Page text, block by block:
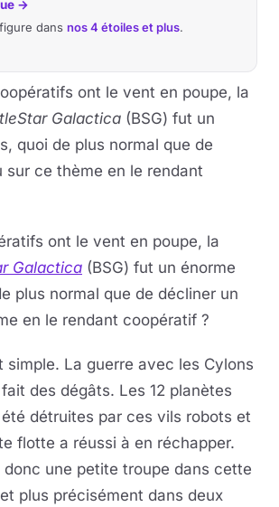
→
dans nos 4 étoiles et plus.
ont le vent en poupe, la
Galactica (BSG) fut un
quoi de plus normal que de
sur ce thème en le rendant
ont le vent en poupe, la
Galactica (BSG) fut un énorme
plus normal que de décliner un
en le rendant coopératif ?
simple. La guerre avec les Cylons
des dégâts. Les 12 planètes
détruites par ces vils robots et
flotte a réussi à en réchapper.
donc une petite troupe dans cette
plus précisément dans deux